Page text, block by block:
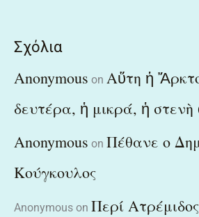
Σχόλια
Anonymous on Αὕτη ἡ
δευτέρα, ἡ μικρά, ἡ
Anonymous on Πέθανε ο
Κούγκουλος
Anonymous on Περί